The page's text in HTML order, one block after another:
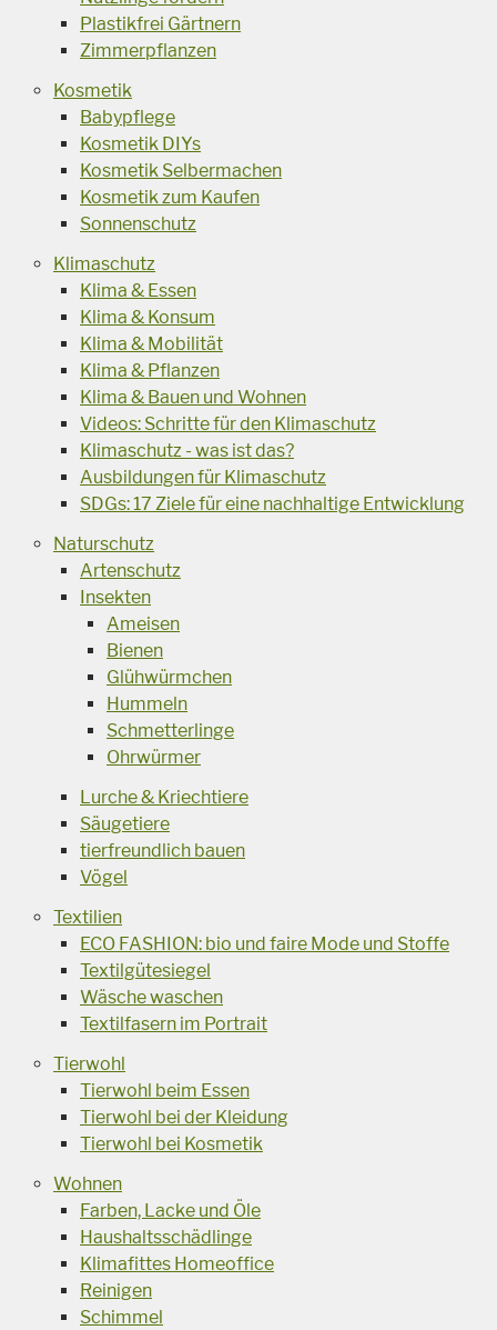
Plastikfrei Gärtnern
Zimmerpflanzen
Kosmetik
Babypflege
Kosmetik DIYs
Kosmetik Selbermachen
Kosmetik zum Kaufen
Sonnenschutz
Klimaschutz
Klima & Essen
Klima & Konsum
Klima & Mobilität
Klima & Pflanzen
Klima & Bauen und Wohnen
Videos: Schritte für den Klimaschutz
Klimaschutz - was ist das?
Ausbildungen für Klimaschutz
SDGs: 17 Ziele für eine nachhaltige Entwicklung
Naturschutz
Artenschutz
Insekten
Ameisen
Bienen
Glühwürmchen
Hummeln
Schmetterlinge
Ohrwürmer
Lurche & Kriechtiere
Säugetiere
tierfreundlich bauen
Vögel
Textilien
ECO FASHION: bio und faire Mode und Stoffe
Textilgütesiegel
Wäsche waschen
Textilfasern im Portrait
Tierwohl
Tierwohl beim Essen
Tierwohl bei der Kleidung
Tierwohl bei Kosmetik
Wohnen
Farben, Lacke und Öle
Haushaltsschädlinge
Klimafittes Homeoffice
Reinigen
Schimmel